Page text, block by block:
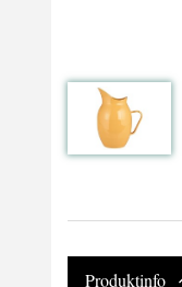
Produktinfo